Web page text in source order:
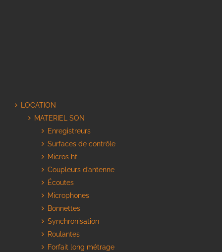
LOCATION
MATERIEL SON
Enregistreurs
Surfaces de contrôle
Micros hf
Coupleurs d’antenne
Écoutes
Microphones
Bonnettes
Synchronisation
Roulantes
Forfait long métrage